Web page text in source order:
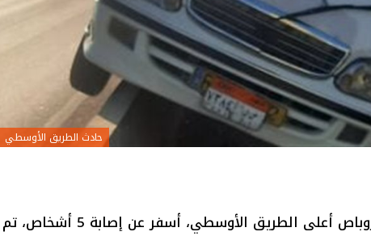
حادث الطريق الأوسطي
وقع حادث انقلاب ميكروباص أعلى الطريق الأوسطي، أسفر عن إصابة 5 أشخاص، تم